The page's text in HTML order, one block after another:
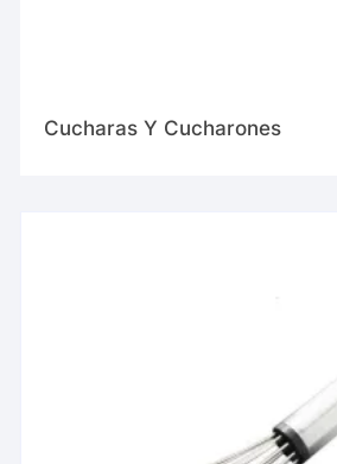
Cucharas Y Cucharones